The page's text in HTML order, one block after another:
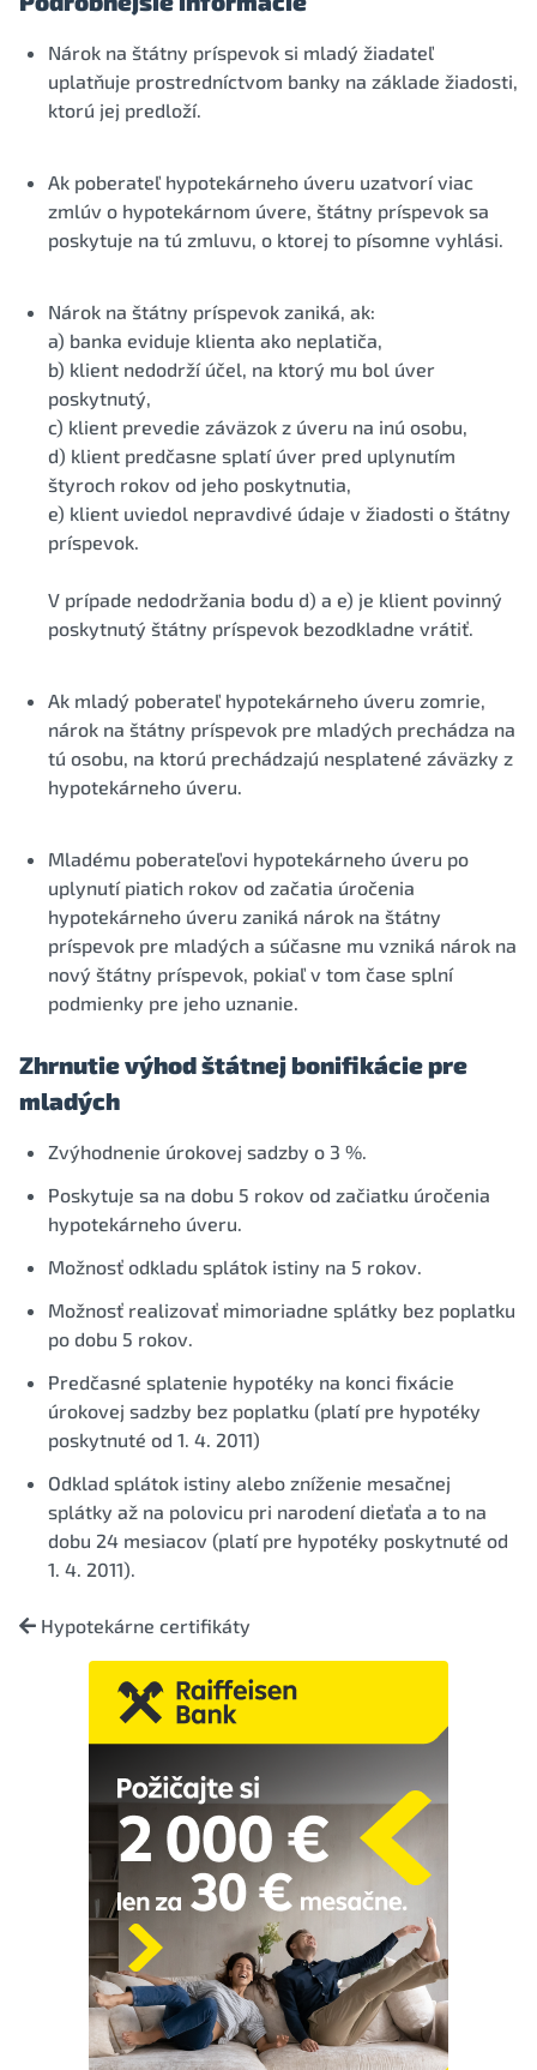
Nárok na štátny príspevok si mladý žiadateľ
uplatňuje prostredníctvom banky na základe žiadosti,
ktorú jej predloží.
Ak poberateľ hypotekárneho úveru uzatvorí viac
zmlúv o hypotekárnom úvere, štátny príspevok sa
poskytuje na tú zmluvu, o ktorej to písomne vyhlási.
Nárok na štátny príspevok zaniká, ak:
a) banka eviduje klienta ako neplatiča,
b) klient nedodrží účel, na ktorý mu bol úver
poskytnutý,
c) klient prevedie záväzok z úveru na inú osobu,
d) klient predčasne splatí úver pred uplynutím
štyroch rokov od jeho poskytnutia,
e) klient uviedol nepravdivé údaje v žiadosti o štátny
príspevok.
V prípade nedodržania bodu d) a e) je klient povinný
poskytnutý štátny príspevok bezodkladne vrátiť.
Ak mladý poberateľ hypotekárneho úveru zomrie,
nárok na štátny príspevok pre mladých prechádza na
tú osobu, na ktorú prechádzajú nesplatené záväzky z
hypotekárneho úveru.
Mladému poberateľovi hypotekárneho úveru po
uplynutí piatich rokov od začatia úročenia
hypotekárneho úveru zaniká nárok na štátny
príspevok pre mladých a súčasne mu vzniká nárok na
nový štátny príspevok, pokiaľ v tom čase splní
podmienky pre jeho uznanie.
Zhrnutie výhod štátnej bonifikácie pre
mladých
Zvýhodnenie úrokovej sadzby o 3 %.
Poskytuje sa na dobu 5 rokov od začiatku úročenia
hypotekárneho úveru.
Možnosť odkladu splátok istiny na 5 rokov.
Možnosť realizovať mimoriadne splátky bez poplatku
po dobu 5 rokov.
Predčasné splatenie hypotéky na konci fixácie
úrokovej sadzby bez poplatku (platí pre hypotéky
poskytnuté od 1. 4. 2011)
Odklad splátok istiny alebo zníženie mesačnej
splátky až na polovicu pri narodení dieťaťa a to na
dobu 24 mesiacov (platí pre hypotéky poskytnuté od
1. 4. 2011).
Hypotekárne certifikáty